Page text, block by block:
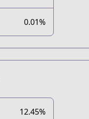
0.01%
12.45%